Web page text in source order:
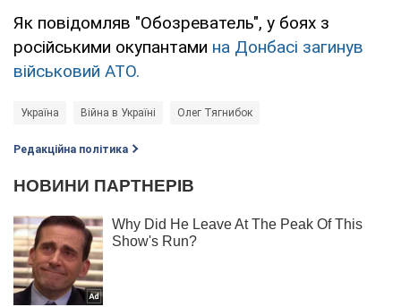
Як повідомляв "Обозреватель", у боях з
російськими окупантами на Донбасі загинув
військовий АТО.
Україна Війна в Україні Олег Тягнибок
Редакційна політика